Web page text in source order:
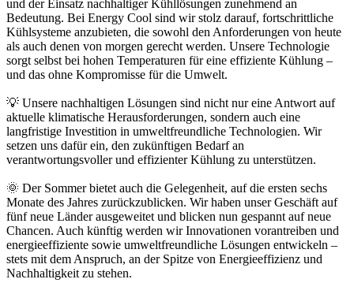
und der Einsatz nachhaltiger Kühllösungen zunehmend an
Bedeutung. Bei Energy Cool sind wir stolz darauf, fortschrittliche
Kühlsysteme anzubieten, die sowohl den Anforderungen von heute
als auch denen von morgen gerecht werden. Unsere Technologie
sorgt selbst bei hohen Temperaturen für eine effiziente Kühlung –
und das ohne Kompromisse für die Umwelt.
💡 Unsere nachhaltigen Lösungen sind nicht nur eine Antwort auf
aktuelle klimatische Herausforderungen, sondern auch eine
langfristige Investition in umweltfreundliche Technologien. Wir
setzen uns dafür ein, den zukünftigen Bedarf an
verantwortungsvoller und effizienter Kühlung zu unterstützen.
🌞 Der Sommer bietet auch die Gelegenheit, auf die ersten sechs
Monate des Jahres zurückzublicken. Wir haben unser Geschäft auf
fünf neue Länder ausgeweitet und blicken nun gespannt auf neue
Chancen. Auch künftig werden wir Innovationen vorantreiben und
energieeffiziente sowie umweltfreundliche Lösungen entwickeln –
stets mit dem Anspruch, an der Spitze von Energieeffizienz und
Nachhaltigkeit zu stehen.